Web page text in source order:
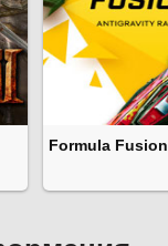
Formula Fusion